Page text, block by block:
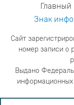
Главный
Знак
Сайт
номер записи о
Выдано